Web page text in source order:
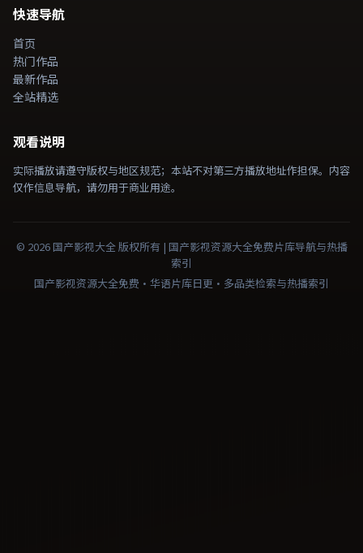
快速导航
首页
热门作品
最新作品
全站精选
观看说明
实际播放请遵守版权与地区规范；本站不对第三方播放地址作担保。内容
仅作信息导航，请勿用于商业用途。
© 2026 国产影视大全版权所有 | 国产影视资源大全免费片库导航与热播
索引
国产影视资源大全免费·华语片库日更·多品类检索与热播索引